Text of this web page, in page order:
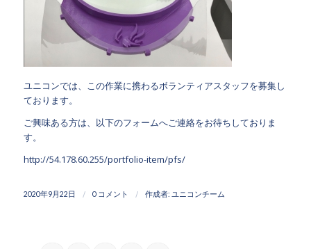
ユニコンでは、この作業に携わるボランティアスタッフを募集し
ております。
ご興味ある方は、以下のフォームへご連絡をお待ちしておりま
す。
http://54.178.60.255/portfolio-item/pfs/
2020年9月22日 / 0 コメント / 作成者: ユニコンチーム